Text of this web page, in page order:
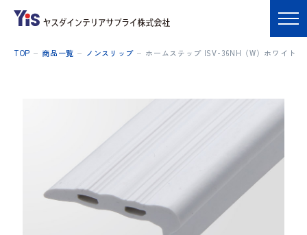
TOP 商品一覧 ノンスリップ ホームステップ ISV-36NH（W）ホワイト